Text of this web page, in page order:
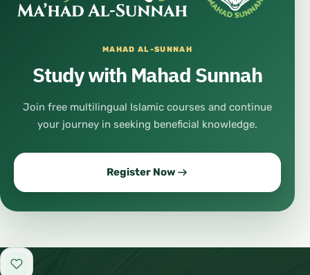
MAHAD AL-SUNNAH
Study with Mahad Sunnah
Join free multilingual Islamic courses and continue
your journey in seeking beneficial knowledge.
Register Now
Add to favorites